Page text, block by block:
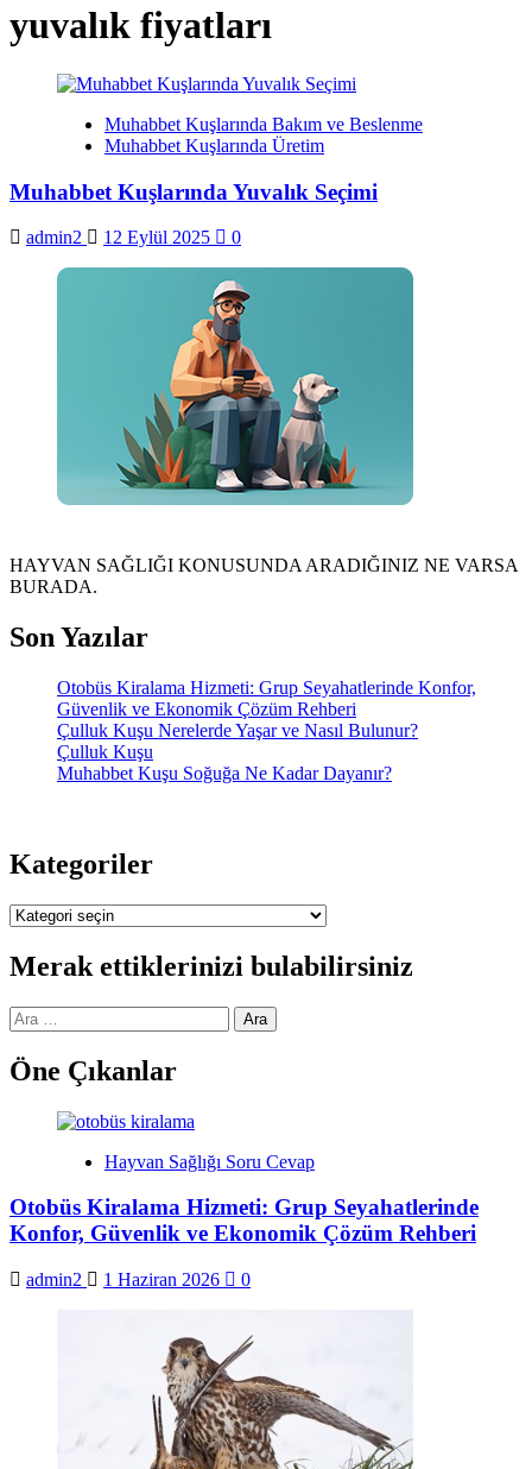
yuvalık fiyatları
Muhabbet Kuşlarında Bakım ve Beslenme
Muhabbet Kuşlarında Üretim
Muhabbet Kuşlarında Yuvalık Seçimi
admin2 12 Eylül 2025 0
HAYVAN SAĞLIĞI KONUSUNDA ARADIĞINIZ NE VARSA
BURADA.
Son Yazılar
Otobüs Kiralama Hizmeti: Grup Seyahatlerinde Konfor,
Güvenlik ve Ekonomik Çözüm Rehberi
Çulluk Kuşu Nerelerde Yaşar ve Nasıl Bulunur?
Çulluk Kuşu
Muhabbet Kuşu Soğuğa Ne Kadar Dayanır?
Kategoriler
Kategoriler
Merak ettiklerinizi bulabilirsiniz
Arama:
Öne Çıkanlar
Hayvan Sağlığı Soru Cevap
Otobüs Kiralama Hizmeti: Grup Seyahatlerinde
Konfor, Güvenlik ve Ekonomik Çözüm Rehberi
admin2 1 Haziran 2026 0